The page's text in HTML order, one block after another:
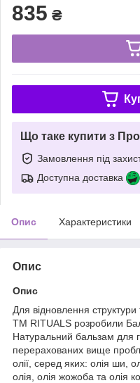
835 ₴
Що таке купити з
Замовлення під
Доступна доставка
Опис Характеристики
Опис
Опис
Для відновлення
ТМ RITUALS розробили
Натуральний бальзам для
перерахованих вище
олії, серед яких: олія ши,
олія, олія жожоба та олія